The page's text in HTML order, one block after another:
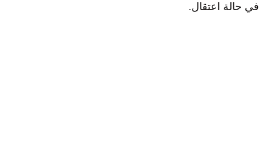
في حالة اعتقال.